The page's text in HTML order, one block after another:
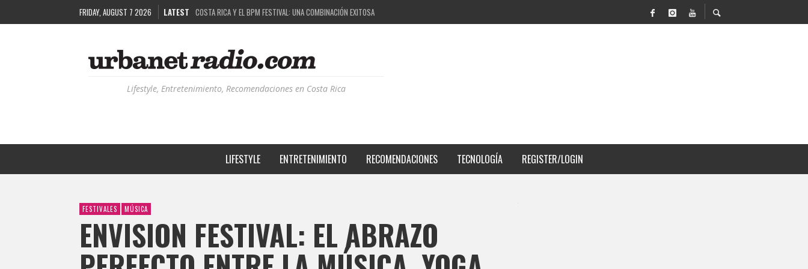
FRIDAY, AUGUST 7 2026 LATEST
COSTA RICA Y EL BPM FESTIVAL: UNA COMBINACIÓN EXITOSA
RECORDANDO LA EXPERIENCIA BPM: UN REVIEW DE LA PRIMERA EDICIÓN QUE TRAJO EL TALENTO DE MÁS DE 100 DJS A COSTA RICA
Lifestyle, Entretenimiento, Recomendaciones en Costa Rica
LIFESTYLE ENTRETENIMIENTO RECOMENDACIONES TECNOLOGÍA REGISTER/LOGIN
FESTIVALES MÚSICA
ENVISION FESTIVAL: EL ABRAZO